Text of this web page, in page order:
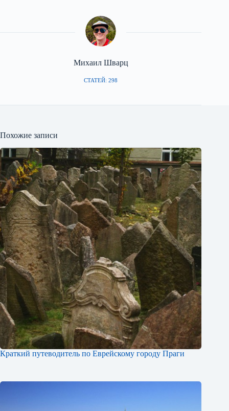
Михаил Шварц
СТАТЕЙ: 298
Похожие записи
Краткий путеводитель по Еврейскому городу Праги